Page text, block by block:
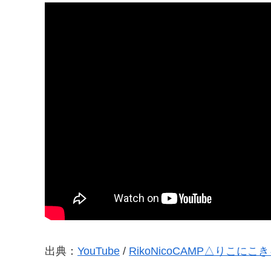
出典： YouTube / RikoNicoCAMP△りこにこ